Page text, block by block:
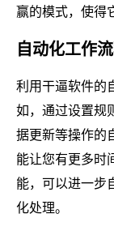
赢的模式，使得
自动化工作
利用干逼软件的
如，通过设置规
据更新等操作的
能让您有更多时
能，可以进一步
化处理。